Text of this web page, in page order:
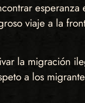
esperanza
viaje a la
la migración
a los